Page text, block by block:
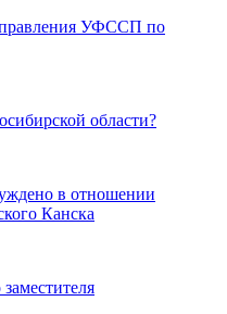
УФССП по
области?
в отношении
Канска